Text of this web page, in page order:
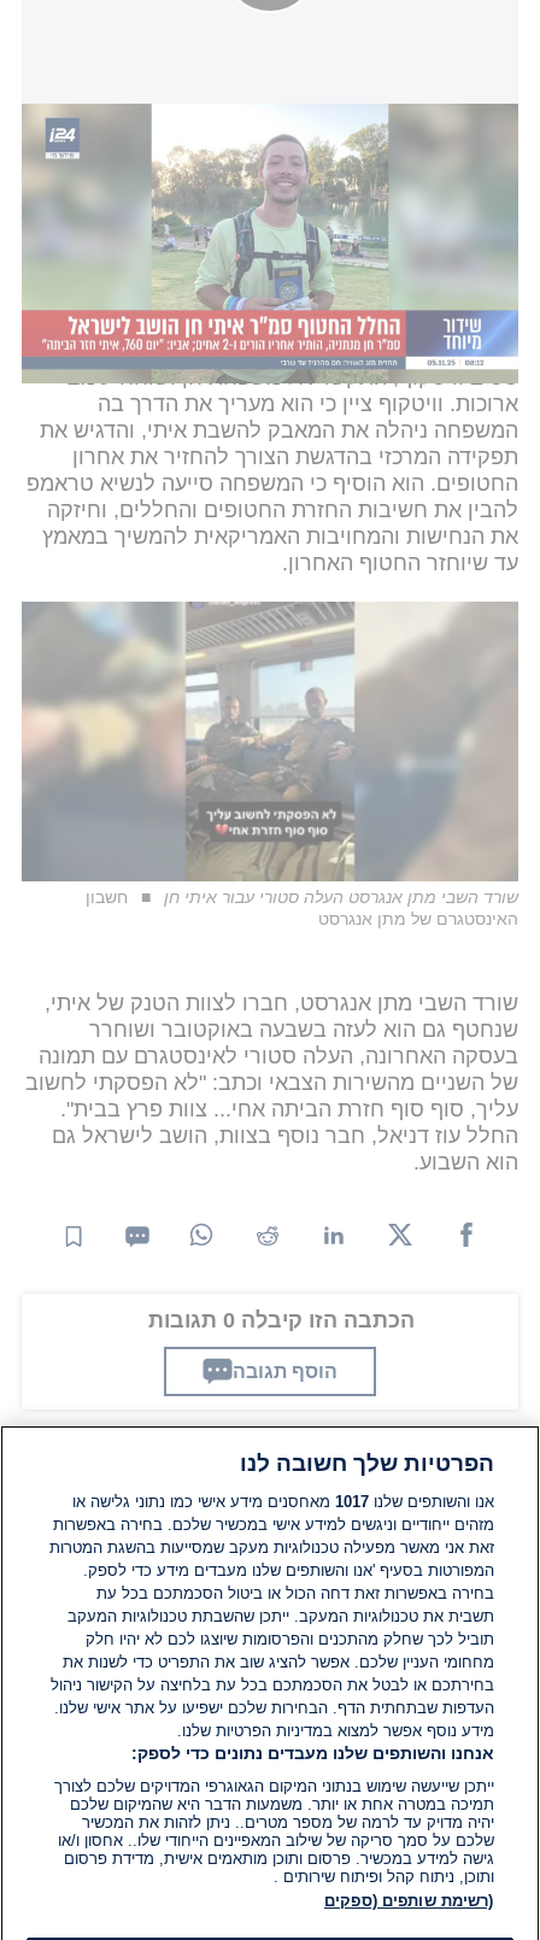
סמ"ר איתי חן ז"ל הוא החטוף-החלל שהושב הלילה לישראל
האבא רובי ציין בפני רה"מ כי אסור שההקרבה של איתי
תהיה לשווא ואסור לחזור לשיח של 6 באוקטובר. הוא
הדגיש כי יש להקים ועדת חקירה כי עם ישראל צריך
תשובות על מה שקרה ביום הנורא ההוא, תשובות ל-
2,000 המשפחות השכולות ועשרות אלפי הפצועים בגוף
גם השליח המיוחד של הנשיא טראמפ למזרח התיכון,
סטיב וויטקוף, התקשר אל משפחת חן ושוחח עימם
ארוכות. וויטקוף ציין כי הוא מעריך את הדרך בה
המשפחה ניהלה את המאבק להשבת איתי, והדגיש את
תפקידה המרכזי בהדגשת הצורך להחזיר את אחרון
החטופים. הוא הוסיף כי המשפחה סייעה לנשיא טראמפ
להבין את חשיבות החזרת החטופים והחללים, וחיזקה
את הנחישות והמחויבות האמריקאית להמשיך במאמץ
עד שיוחזר החטוף האחרון.
שורד השבי מתן אנגרסט העלה סטורי עבור איתי חן
חשבון
האינסטגרם של מתן אנגרסט
שורד השבי מתן אנגרסט, חברו לצוות הטנק של איתי,
שנחטף גם הוא לעזה בשבעה באוקטובר ושוחרר
בעסקה האחרונה, העלה סטורי לאינסטגרם עם תמונה
של השניים מהשירות הצבאי וכתב: "לא הפסקתי לחשוב
עליך, סוף סוף חזרת הביתה אחי... צוות פרץ בבית".
החלל עוז דניאל, חבר נוסף בצוות, הושב לישראל גם
הוא השבוע.
הכתבה הזו קיבלה 0 תגובות
הוסף תגובה
תגובות
אין עדיין תגובות. היה הראשון להגיב
הוסף תגובה
הפרטיות שלך חשובה לנו
אנו והשותפים שלנו1017 מאחסנים מידע אישי כמו נתוני גלישה או
מזהים ייחודיים וניגשים למידע אישי במכשיר שלכם. בחירה באפשרות
זאת אני מאשר מפעילה טכנולוגיות מעקב שמסייעות בהשגת המטרות
המפורטות בסעיף 'אנו והשותפים שלנו מעבדים מידע כדי לספק.
בחירה באפשרות זאת דחה הכול או ביטול הסכמתכם בכל עת
תשבית את טכנולוגיות המעקב. ייתכן שהשבתת טכנולוגיות המעקב
תוביל לכך שחלק מהתכנים והפרסומות שיוצגו לכם לא יהיו חלק
מחחומי העניין שלכם. אפשר להציג שוב את התפריט כדי לשנות את
בחירתכם או לבטל את הסכמתכם בכל עת בלחיצה על הקישור ניהול
העדפות שבתחתית הדף. הבחירות שלכם ישפיעו על אתר אישי שלנו.
מידע נוסף אפשר למצוא במדיניות הפרטיות שלנו.
אנחנו והשותפים שלנו מעבדים נתונים כדי לספק:
ייתכן שייעשה שימוש בנתוני המיקום הגאוגרפי המדויקים שלכם לצורך
תמיכה במטרה אחת או יותר. משמעות הדבר היא שהמיקום שלכם
יהיה מדויק עד לרמה של מספר מטרים.. ניתן לזהות את המכשיר
שלכם על סמך סריקה של שילוב המאפיינים הייחודי שלו.. אחסון ו/או
גישה למידע במכשיר. פרסום ותוכן מותאמים אישית, מדידת פרסום
ותוכן, ניתוח קהל ופיתוח שירותים .
(רשימת שותפים (ספקים